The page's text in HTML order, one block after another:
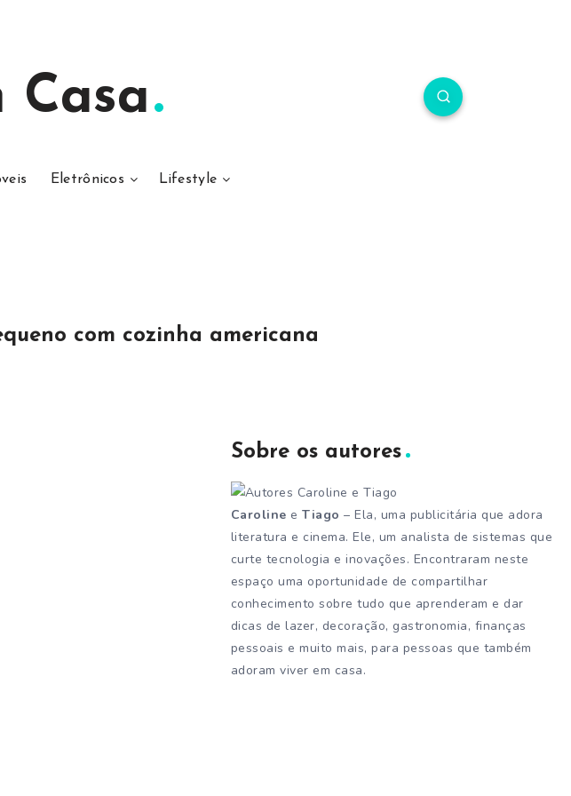
Casa
Eletrônicos Lifestyle
com cozinha americana
Sobre os autores
Caroline eTiago – Ela, uma publicitária que adora
literatura e cinema. Ele, um analista de sistemas que
curte tecnologia e inovações. Encontraram neste
espaço uma oportunidade de compartilhar
conhecimento sobre tudo que aprenderam e dar
dicas de lazer, decoração, gastronomia, finanças
pessoais e muito mais, para pessoas que também
adoram viver em casa.